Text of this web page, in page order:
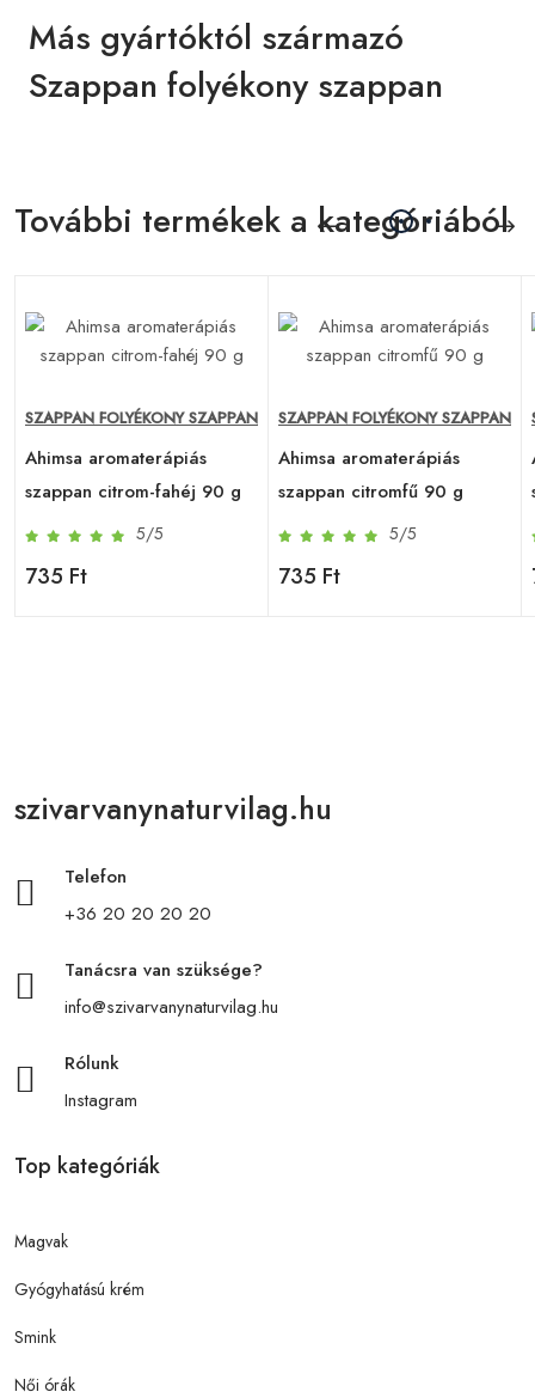
Más gyártóktól származó
Szappan folyékony szappan
További termékek a kategóriából
SZAPPAN FOLYÉKONY SZAPPAN
Ahimsa aromaterápiás
szappan citrom-fahéj 90 g
5/5
735 Ft
SZAPPAN FOLYÉKONY SZAPPAN
Ahimsa aromaterápiás
szappan citromfű 90 g
5/5
735 Ft
szivarvanynaturvilag.hu
Telefon
+36 20 20 20 20
Tanácsra van szüksége?
info@szivarvanynaturvilag.hu
Rólunk
Instagram
Top kategóriák
Magvak
Gyógyhatású krém
Smink
Női órák